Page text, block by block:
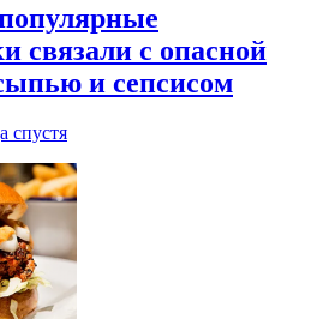
связали с опасной
и сепсисом
спустя